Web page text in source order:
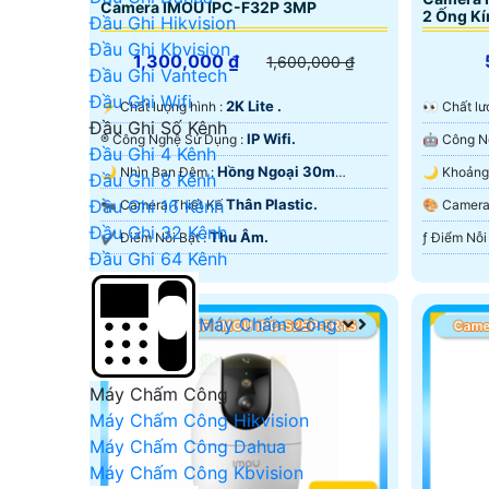
Đầu Ghi Hikvision
Đầu Ghi Kbvision
Đầu Ghi Vantech
Đầu Ghi Wifi
Đầu Ghi Số Kênh
Đầu Ghi 4 Kênh
Đầu Ghi 8 Kênh
Đầu Ghi 16 Kênh
Đầu Ghi 32 Kênh
Đầu Ghi 64 Kênh
Máy Chấm Công
Máy Chấm Công
Máy Chấm Công Hikvision
Máy Chấm Công Dahua
Máy Chấm Công Kbvision
Camera IMOU IPC-F32P 3MP
1,300,000 ₫ 1,600,000 ₫
️⚡ Chất lượng hình : 2K Lite .
®️ Công Nghệ Sử Dụng : IP Wifi.
🌙 Nhìn Ban Đêm : Hồng Ngoại 30m
ONVIF.
🐜 Camera Thiết KếThân Plastic.
️✔️ Điểm Nỗi Bật :Thu Âm.
2 Ống
️👀 Chất
Hồng
🎨